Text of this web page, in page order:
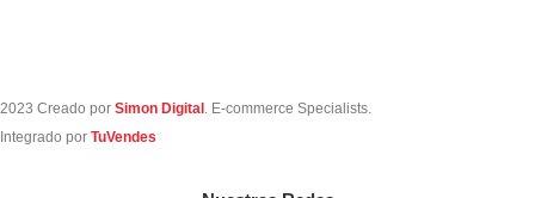
2023 Creado por Simon Digital . E-commerce Specialists.
Integrado por TuVendes